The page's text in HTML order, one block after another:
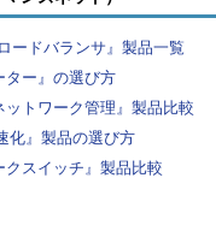
ードバランサ』製品一覧
ター』の選び方
トワーク管理』製品比較
化』製品の選び方
スイッチ』製品比較